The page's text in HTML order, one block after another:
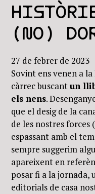
(NO)
27 de febrer de 2023
Sovint ens venen a
càrrec buscantun
els nens.
que el desig de la
de les nostres forces
espassant amb el
sempre suggerim
apareixent en
posar fi a la jornada,
editorials de casa